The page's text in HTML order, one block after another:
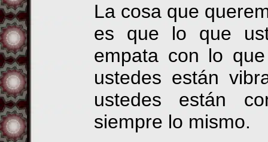
La cosa que
es que lo que
empata con lo
ustedes están
ustedes están
siempre lo mismo.